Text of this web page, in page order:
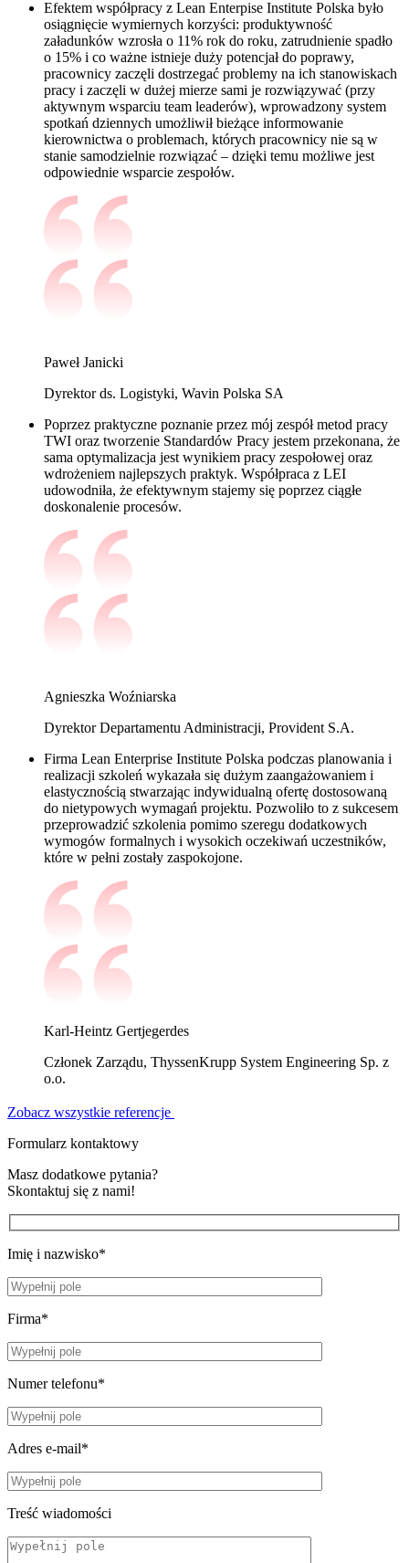
Efektem współpracy z Lean Enterpise Institute Polska było
osiągnięcie wymiernych korzyści: produktywność
załadunków wzrosła o 11% rok do roku, zatrudnienie spadło
o 15% i co ważne istnieje duży potencjał do poprawy,
pracownicy zaczęli dostrzegać problemy na ich stanowiskach
pracy i zaczęli w dużej mierze sami je rozwiązywać (przy
aktywnym wsparciu team leaderów), wprowadzony system
spotkań dziennych umożliwił bieżące informowanie
kierownictwa o problemach, których pracownicy nie są w
stanie samodzielnie rozwiązać – dzięki temu możliwe jest
odpowiednie wsparcie zespołów.
Paweł Janicki
Dyrektor ds. Logistyki, Wavin Polska SA
Poprzez praktyczne poznanie przez mój zespół metod pracy
TWI oraz tworzenie Standardów Pracy jestem przekonana, że
sama optymalizacja jest wynikiem pracy zespołowej oraz
wdrożeniem najlepszych praktyk. Współpraca z LEI
udowodniła, że efektywnym stajemy się poprzez ciągłe
doskonalenie procesów.
Agnieszka Woźniarska
Dyrektor Departamentu Administracji, Provident S.A.
Firma Lean Enterprise Institute Polska podczas planowania i
realizacji szkoleń wykazała się dużym zaangażowaniem i
elastycznością stwarzając indywidualną ofertę dostosowaną
do nietypowych wymagań projektu. Pozwoliło to z sukcesem
przeprowadzić szkolenia pomimo szeregu dodatkowych
wymogów formalnych i wysokich oczekiwań uczestników,
które w pełni zostały zaspokojone.
Karl-Heintz Gertjegerdes
Członek Zarządu, ThyssenKrupp System Engineering Sp. z
o.o.
Zobacz wszystkie referencje
Formularz kontaktowy
Masz dodatkowe pytania?
Skontaktuj się z nami!
Imię i nazwisko*
Firma*
Numer telefonu*
Adres e-mail*
Treść wiadomości